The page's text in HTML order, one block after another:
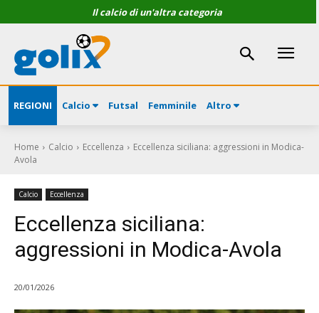
Il calcio di un'altra categoria
REGIONI Calcio Futsal Femminile Altro
Home Calcio Eccellenza
Eccellenza siciliana: aggressioni in Modica-
Avola
Calcio Eccellenza
Eccellenza siciliana:
aggressioni in Modica-Avola
20/01/2026